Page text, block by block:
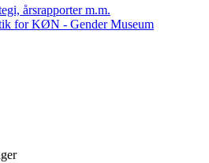
årsrapporter m.m.
for KØN - Gender Museum